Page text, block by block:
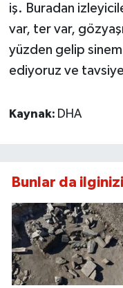
iş. Buradan
var, ter var,
yüzden gelip
ediyoruz ve
Kaynak: DHA
Bunlar da